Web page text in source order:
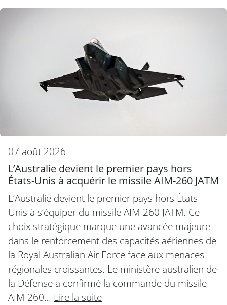
07 août 2026
L’Australie devient le premier pays hors
États-Unis à acquérir le missile AIM-260 JATM
L’Australie devient le premier pays hors États-
Unis à s’équiper du missile AIM-260 JATM. Ce
choix stratégique marque une avancée majeure
dans le renforcement des capacités aériennes de
la Royal Australian Air Force face aux menaces
régionales croissantes. Le ministère australien de
la Défense a confirmé la commande du missile
AIM-260… Lire la suite